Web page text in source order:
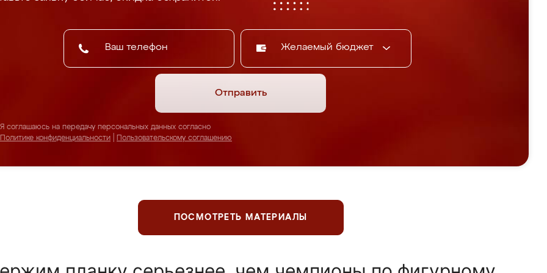
Желаемый бюджет
Отправить
Я соглашаюсь на передачу персональных данных согласно
Политике конфиденциальности
Пользовательскому соглашению
ПОСМОТРЕТЬ МАТЕРИАЛЫ